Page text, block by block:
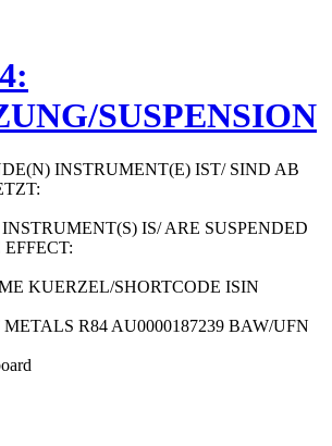
SUSPENSION
INSTRUMENT(E) IST/ SIND AB
IS/ ARE SUSPENDED
KUERZEL/SHORTCODE ISIN
R84 AU0000187239 BAW/UFN